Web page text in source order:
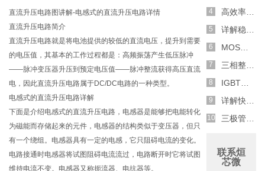
直流升压电路图讲解-电感式的直流升压电路详情
直流升压电路简介
直流升压电路就是将电池提供的较低的直流电压，提升到需要
的电压值，其基本的工作过程都是：高频振荡产生低压脉冲
——脉冲变压器升压到预定电压值——脉冲整流获得高压直流
电，因此直流升压电路属于DC/DC电路的一种类型。
电感式的直流升压电路详解
下面是介绍电感式的直流升压电路，电感器是能够把电能转化
为磁能而存储起来的元件，电感器的结构类似于变压器，但只
有一个绕组。电感器具有一定的电感，它只阻碍电流的变化。
电路接通时电感器将试图阻碍电流流过，电路断开时它将试图
维持电流不变。电感器又称扼流器、电抗器等。
高效率整流二极管的特性和应用介绍
详解稳压二极管的关键特性和应用原理
MOS管选型关键因素分析,怎么选择合适的参数
三相整流电路分析,半波整流与全波整流的工作原理
IGBT三相全桥整流电路工作原理介绍
详解快恢复二极管,结构,特性和应用介绍
三极管和MOS管组合式开关电路分析
联系烜
芯微